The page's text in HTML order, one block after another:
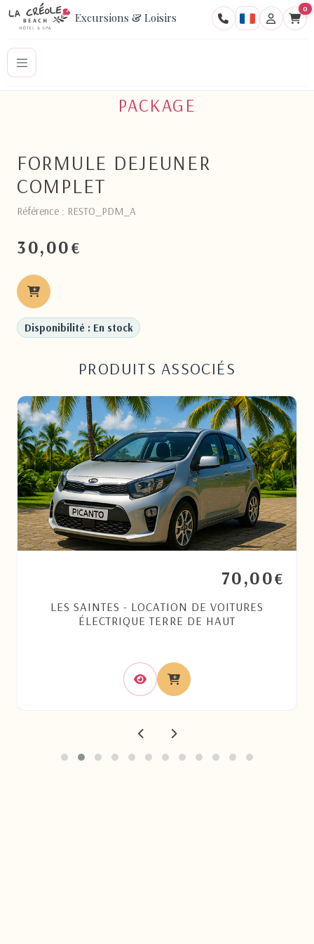
Excursions & Loisirs
0
PACKAGE
FORMULE DEJEUNER
COMPLET
Référence : RESTO_PDM_A
30,00€
Disponibilité : En stock
PRODUITS ASSOCIÉS
70,00€
LES SAINTES - LOCATION DE VOITURES
ÉLECTRIQUE TERRE DE HAUT